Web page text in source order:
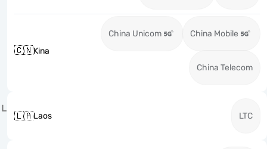
🇨🇳Kina
China Unicom China Mobile
China Telecom
L
🇱🇦Laos LTC